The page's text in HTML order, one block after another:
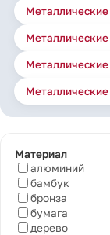
Металлические
Металлические
Материал
алюминий
бамбук
бронза
бумага
дерево